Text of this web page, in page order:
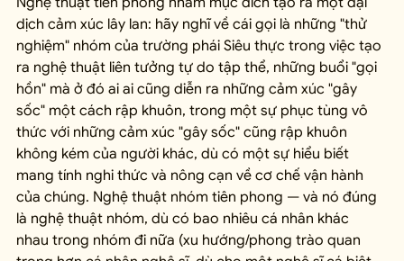
dịch cảm xúc lây lan: hãy nghĩ về cái gọi là những "thử
nghiệm" nhóm của trường phái Siêu thực trong việc tạo
ra nghệ thuật liên tưởng tự do tập thể, những buổi "gọi
hồn" mà ở đó ai ai cũng diễn ra những cảm xúc "gây
sốc" một cách rập khuôn, trong một sự phục tùng vô
thức với những cảm xúc "gây sốc" cũng rập khuôn
không kém của người khác, dù có một sự hiểu biết
mang tính nghi thức và nông cạn về cơ chế vận hành
của chúng. Nghệ thuật nhóm tiên phong — và nó đúng
là nghệ thuật nhóm, dù có bao nhiêu cá nhân khác
nhau trong nhóm đi nữa (xu hướng/phong trào quan